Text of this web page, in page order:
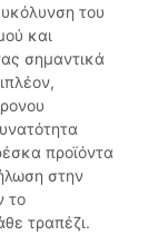
του
και
σημαντικά
προϊόντα
στην
το
τραπέζι.